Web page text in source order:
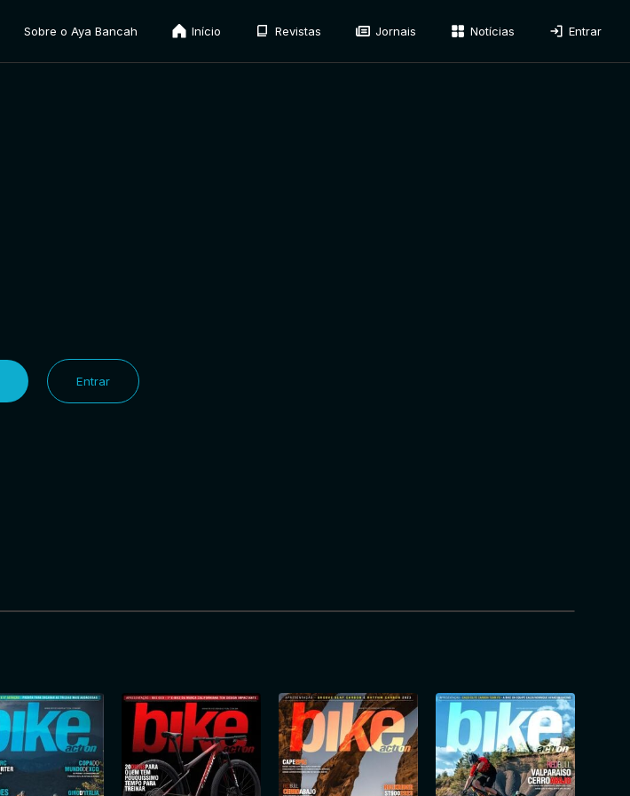
Sobre o Aya Bancah Início Revistas Jornais Notícias Entrar
Entrar